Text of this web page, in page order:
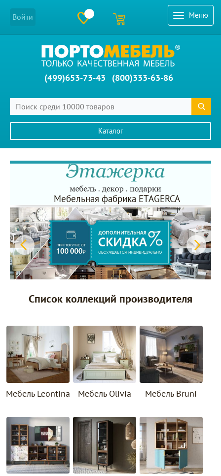
Меню
Войти
(499)653-73-43 (800)333-63-86
Каталог
Главное меню сайта
Мебельная фабрика ETAGERCA
Список коллекций производителя
Мебель Leontina Мебель Olivia Мебель Bruni